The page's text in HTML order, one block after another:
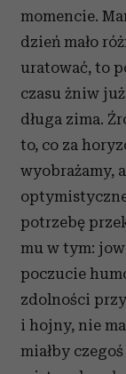
momencie.
dzień mało
uratować, to
czasu żniw
długa zima.
to, co za
wyobrażamy,
potrzebę
mu w tym:
poczucie
zdolności
i hojny, nie
miałby